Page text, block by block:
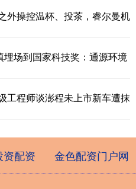
外操控温杯、投茶，睿尔曼机
场到国家科技奖：通源环境
工程师谈澎程未上市新车遭抹
资配资 金色配资门户网